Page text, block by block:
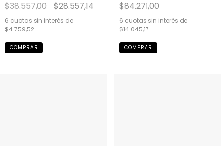
$38.557,00 $28.557,14
6 cuotas sin interés de
$4.759,52
$84.271,00
6 cuotas sin interés de
$14.045,17
COMPRAR